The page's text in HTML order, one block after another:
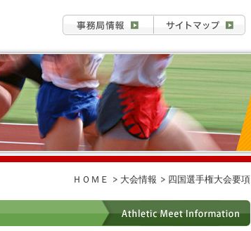
ＨＯＭＥ 大会情報 四国選手権大会要項